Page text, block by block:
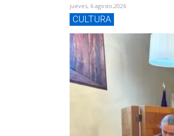
jueves, 6 agosto,2026
CULTURA